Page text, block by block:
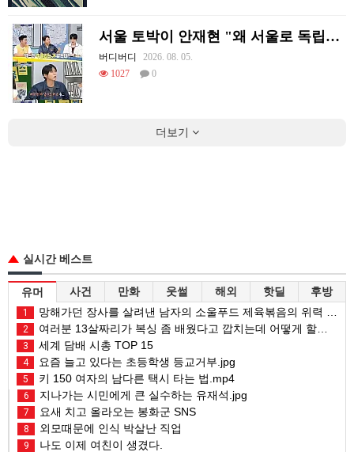
서울 토박이 안재현 "왜 서울로 독립해?"
버디버디
2026. 08. 05.
1027
0
더보기
실시간 베스트
유머 사건 만화 웃썰 해외 핫딜 후방
1 망해가던 장사를 살려낸 남자의 소울푸드 제육볶음의 위력 ㅋㅋ
2 여러분 13살짜리가 복싱 좀 배웠다고 깝치는데 어떻게 할까요?
3 세계 담배 시총 TOP 15
4 요즘 늘고 있다는 초등학생 등교거부.jpg
5 키 150 여자의 남다른 택시 타는 법.mp4
6 지나가는 시민에게 큰 실수하는 유재석.jpg
7 요새 치고 올라오는 봉화군 SNS
8 외모때문에 인식 박살난 직업
9 나도 이제 여친이 생겼다.